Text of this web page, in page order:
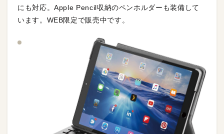
にも対応。Apple Pencil収納のペンホルダーも装備して
います。WEB限定で販売中です。